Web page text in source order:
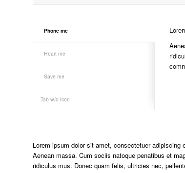
Phone me
Heart me
Save me
Tab w/o Icon
Lorem ipsum dolor sit amet, consectetuer adipiscing
Aenean massa. Cum sociis natoque penatibus et
ridiculus mus. Donec quam felis, ultricies nec,